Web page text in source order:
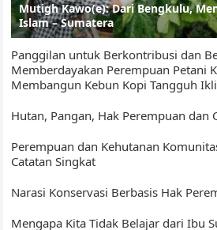
Mutigh Kawo(e): Dari Bengkulu,
Islam – Sumatera
Panggilan untuk Berkontribusi dan
Memberdayakan Perempuan Petani
Membangun Kebun Kopi Tangguh
Hutan, Pangan, Hak Perempuan dan
Perempuan dan Kehutanan
Catatan Singkat
Narasi Konservasi Berbasis Hak
Mengapa Kita Tidak Belajar dari Ibu